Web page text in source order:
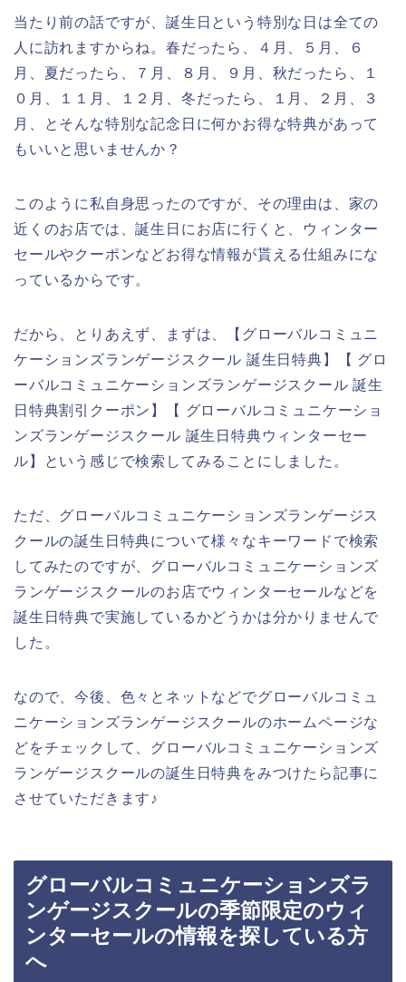
当たり前の話ですが、誕生日という特別な日は全ての
人に訪れますからね。春だったら、４月、５月、６
月、夏だったら、７月、８月、９月、秋だったら、１
０月、１１月、１２月、冬だったら、１月、２月、３
月、とそんな特別な記念日に何かお得な特典があって
もいいと思いませんか？
このように私自身思ったのですが、その理由は、家の
近くのお店では、誕生日にお店に行くと、ウィンター
セールやクーポンなどお得な情報が貰える仕組みにな
っているからです。
だから、とりあえず、まずは、【グローバルコミュニ
ケーションズランゲージスクール 誕生日特典】【 グロ
ーバルコミュニケーションズランゲージスクール 誕生
日特典割引クーポン】【 グローバルコミュニケーショ
ンズランゲージスクール 誕生日特典ウィンターセー
ル】という感じで検索してみることにしました。
ただ、グローバルコミュニケーションズランゲージス
クールの誕生日特典について様々なキーワードで検索
してみたのですが、グローバルコミュニケーションズ
ランゲージスクールのお店でウィンターセールなどを
誕生日特典で実施しているかどうかは分かりませんで
した。
なので、今後、色々とネットなどでグローバルコミュ
ニケーションズランゲージスクールのホームページな
どをチェックして、グローバルコミュニケーションズ
ランゲージスクールの誕生日特典をみつけたら記事に
させていただきます♪
グローバルコミュニケーションズラ
ンゲージスクールの季節限定のウィ
ンターセールの情報を探している方
へ